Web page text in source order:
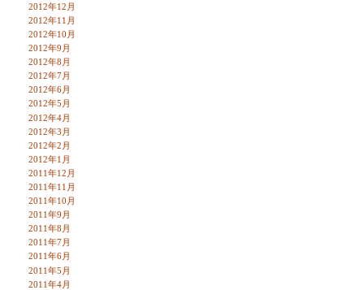
2012年12月
2012年11月
2012年10月
2012年9月
2012年8月
2012年7月
2012年6月
2012年5月
2012年4月
2012年3月
2012年2月
2012年1月
2011年12月
2011年11月
2011年10月
2011年9月
2011年8月
2011年7月
2011年6月
2011年5月
2011年4月